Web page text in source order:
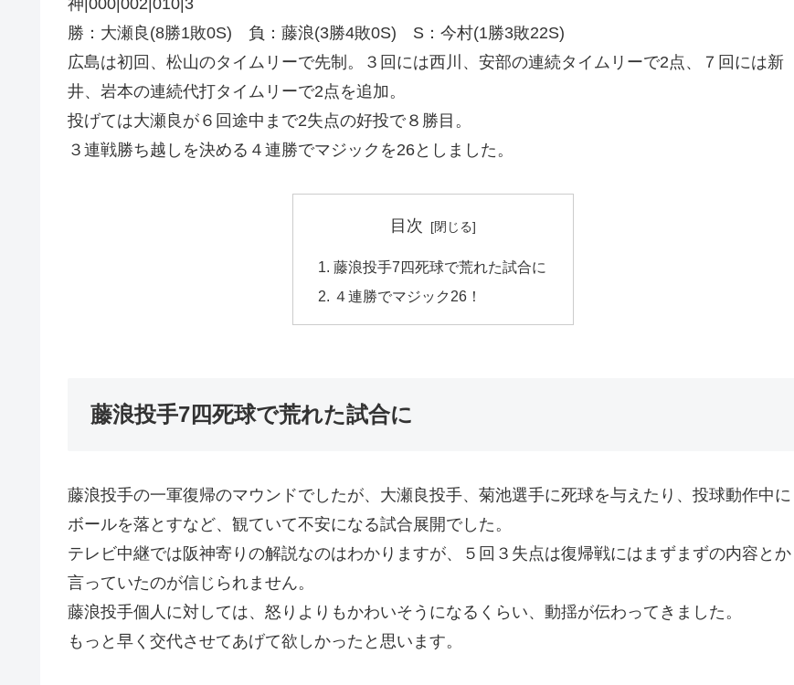
勝：大瀬良(8勝1敗0S) 負：藤浪(3勝4敗0S) S：今村(1勝3敗22S)
広島は初回、松山のタイムリーで先制。３回には西川、安部の連続タイムリーで2点、７回には新
井、岩本の連続代打タイムリーで2点を追加。
投げては大瀬良が６回途中まで2失点の好投で８勝目。
３連戦勝ち越しを決める４連勝でマジックを26としました。
目次
藤浪投手7四死球で荒れた試合に
４連勝でマジック26！
藤浪投手7四死球で荒れた試合に
藤浪投手の一軍復帰のマウンドでしたが、大瀬良投手、菊池選手に死球を与えたり、投球動作中に
ボールを落とすなど、観ていて不安になる試合展開でした。
テレビ中継では阪神寄りの解説なのはわかりますが、５回３失点は復帰戦にはまずまずの内容とか
言っていたのが信じられません。
藤浪投手個人に対しては、怒りよりもかわいそうになるくらい、動揺が伝わってきました。
もっと早く交代させてあげて欲しかったと思います。